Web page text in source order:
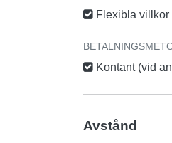
Flexibla
Kontant (vid
Avstånd